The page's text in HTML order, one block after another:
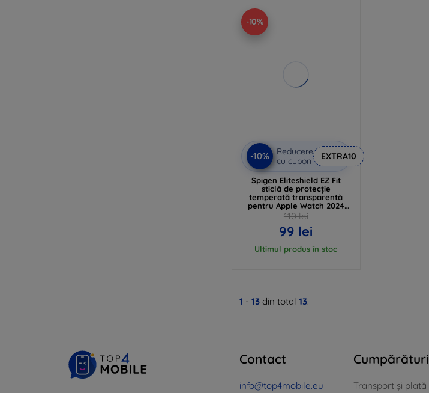
-10%
-10%
Reducere
cu cupon
EXTRA10
Spigen Eliteshield EZ Fit
sticlă de protecție
temperată transparentă
pentru Apple Watch 2024
46mm (AFL08579)
110 lei
99 lei
Ultimul produs în stoc
1 - 13 din total 13.
Contact
info@top4mobile.eu
Cumpărături
Transport și plată